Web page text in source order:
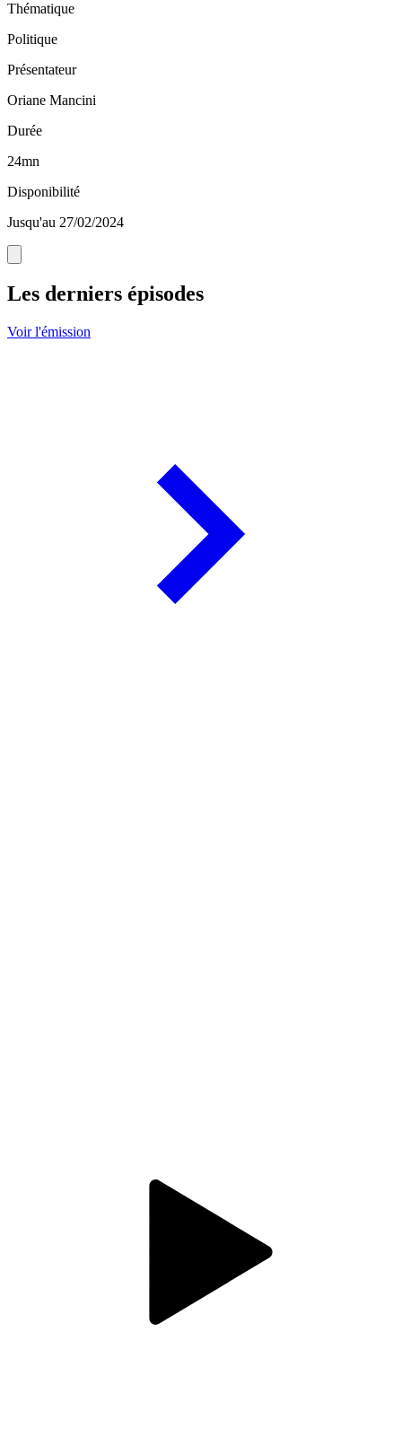
Thématique
Politique
Présentateur
Oriane Mancini
Durée
24mn
Disponibilité
Jusqu'au 27/02/2024
Les derniers épisodes
Voir l'émission